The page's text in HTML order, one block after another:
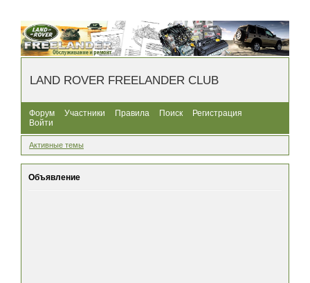
LAND ROVER FREELANDER CLUB
Форум Участники Правила Поиск
Регистрация
Войти
Активные темы
Объявление